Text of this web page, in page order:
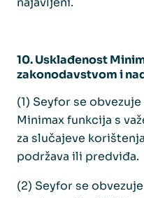
10. Usklađenost
zakonodavstvom i
(1) Seyfor se
Minimax funkcija s
za slučajeve
podržava ili predviđa.
(2) Seyfor se